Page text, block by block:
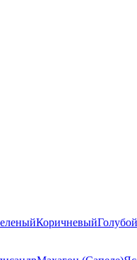
КоричневыйГолубой